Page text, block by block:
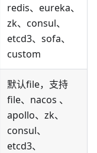
redis、eureka、
zk、consul、
etcd3、sofa、
custom
默认file，支持
file、nacos 、
apollo、zk、
consul、
etcd3、